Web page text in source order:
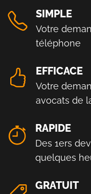
SIMPLE
Votre
téléphone
EFFICACE
Votre
avocats de
RAPIDE
Des 1ers
quelques
GRATUIT